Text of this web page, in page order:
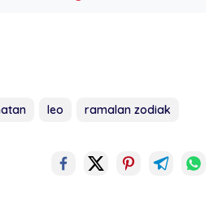
leo ramalan zodiak